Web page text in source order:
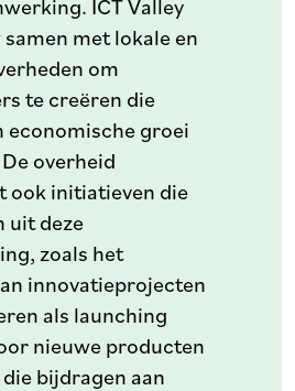
ICT Valley
met lokale en
om
te creëren die
economische groei
overheid
ook initiatieven die
uit deze
zoals het
innovatieprojecten
als launching
nieuwe producten
bijdragen aan